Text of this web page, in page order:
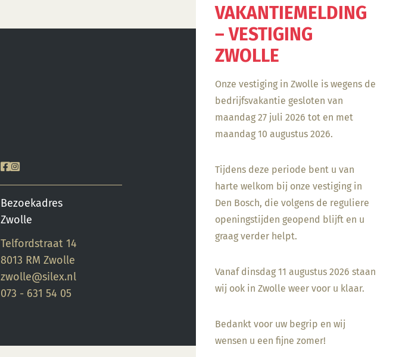
VAKANTIEMELDING
– VESTIGING
ZWOLLE
Onze vestiging in Zwolle is wegens de
bedrijfsvakantie gesloten van
maandag 27 juli 2026 tot en met
maandag 10 augustus 2026.
Tijdens deze periode bent u van
harte welkom bij onze vestiging in
Den Bosch, die volgens de reguliere
openingstijden geopend blijft en u
graag verder helpt.
Vanaf dinsdag 11 augustus 2026 staan
wij ook in Zwolle weer voor u klaar.
Bedankt voor uw begrip en wij
wensen u een fijne zomer!
Bezoekadres
Zwolle
Telfordstraat 14
8013 RM Zwolle
zwolle@silex.nl
073 - 631 54 05